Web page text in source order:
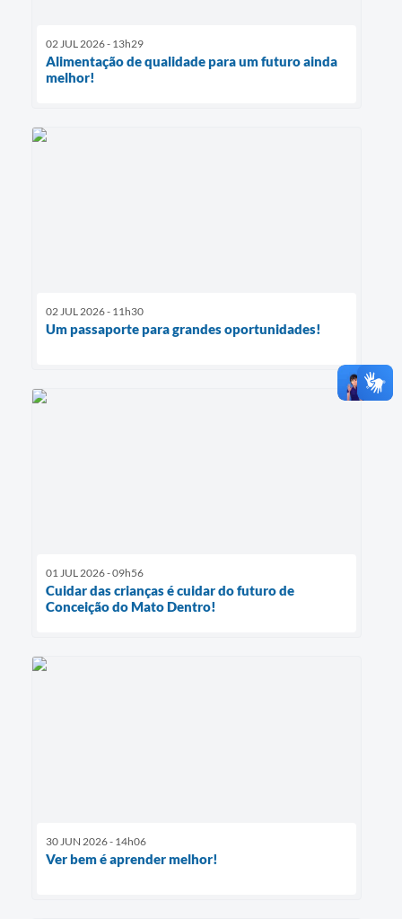
02 JUL 2026 - 13h29
Alimentação de qualidade para um futuro ainda
melhor!
02 JUL 2026 - 11h30
Um passaporte para grandes oportunidades!
01 JUL 2026 - 09h56
Cuidar das crianças é cuidar do futuro de
Conceição do Mato Dentro!
30 JUN 2026 - 14h06
Ver bem é aprender melhor!